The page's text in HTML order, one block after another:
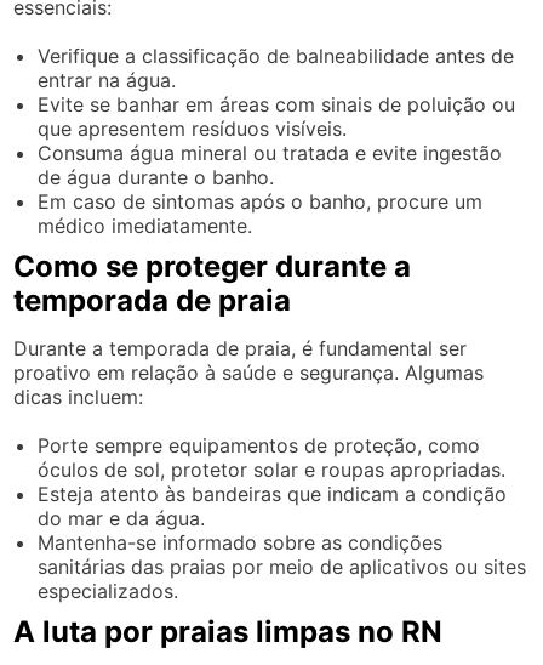
essenciais:
Verifique a classificação de balneabilidade antes de
entrar na água.
Evite se banhar em áreas com sinais de poluição ou
que apresentem resíduos visíveis.
Consuma água mineral ou tratada e evite ingestão
de água durante o banho.
Em caso de sintomas após o banho, procure um
médico imediatamente.
Como se proteger durante a
temporada de praia
Durante a temporada de praia, é fundamental ser
proativo em relação à saúde e segurança. Algumas
dicas incluem:
Porte sempre equipamentos de proteção, como
óculos de sol, protetor solar e roupas apropriadas.
Esteja atento às bandeiras que indicam a condição
do mar e da água.
Mantenha-se informado sobre as condições
sanitárias das praias por meio de aplicativos ou sites
especializados.
A luta por praias limpas no RN